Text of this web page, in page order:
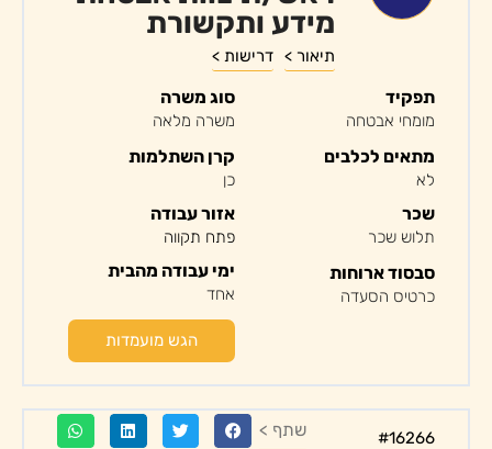
מידע ותקשורת
תיאור > דרישות >
תפקיד
מומחי אבטחה
מתאים לכלבים
לא
סוג משרה
משרה מלאה
קרן השתלמות
כן
שכר
תלוש שכר
סבסוד ארוחות
כרטיס הסעדה
אזור עבודה
פתח תקווה
ימי עבודה מהבית
אחד
הגש מועמדות
#16266 שתף >